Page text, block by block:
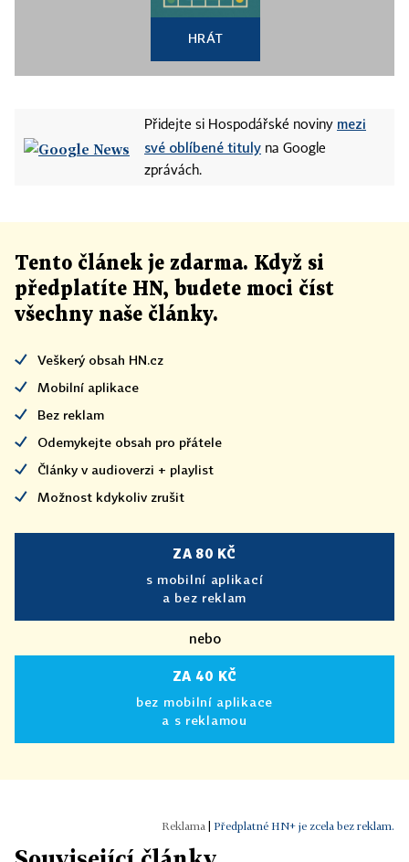
HRÁT
Přidejte si Hospodářské noviny mezi
své oblíbené tituly na Google
zprávách.
Tento článek je zdarma. Když si
předplatíte HN, budete moci číst
všechny naše články.
Veškerý obsah HN.cz
Mobilní aplikace
Bez reklam
Odemykejte obsah pro přátele
Články v audioverzi + playlist
Možnost kdykoliv zrušit
ZA 80 KČ
s mobilní aplikací
a bez reklam
nebo
ZA 40 KČ
bez mobilní aplikace
a s reklamou
Předplatné HN+ je zcela bez reklam.